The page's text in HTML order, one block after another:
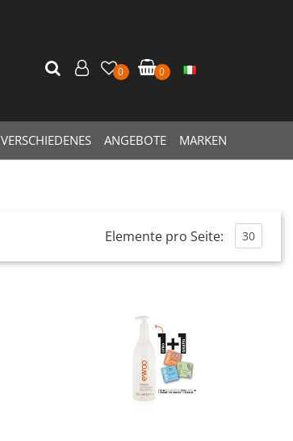
VERSCHIEDENES ANGEBOTE MARKEN
0 0
Elemente pro Seite: